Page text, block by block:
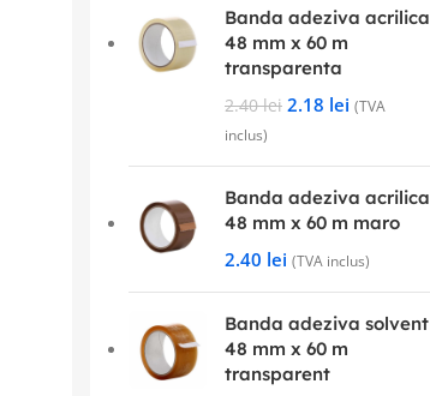
Banda adeziva acrilica
48 mm x 60 m
transparenta
2.40lei 2.18 lei (TVA
inclus)
Banda adeziva acrilica
48 mm x 60 m maro
2.40 lei (TVA inclus)
Banda adeziva solvent
48 mm x 60 m
transparent